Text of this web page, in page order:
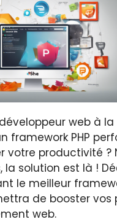
web à la
framework PHP
votre productivité ?
la solution est là !
le meilleur
de booster vos
web.